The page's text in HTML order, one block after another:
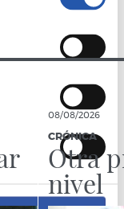
08/08/2026
CRÓNICA
Otra
nivel